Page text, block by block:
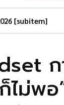
[subitem]
ก
ไม่พ